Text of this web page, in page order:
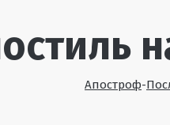
Апостроф-